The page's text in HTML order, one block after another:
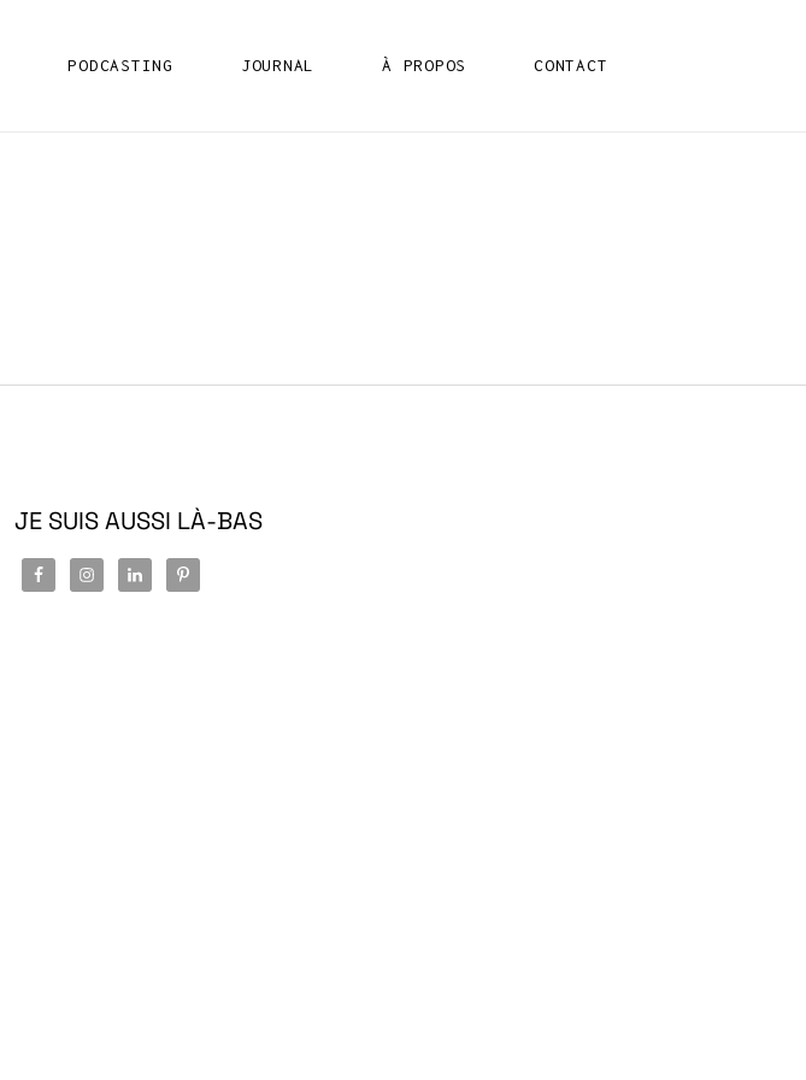
PODCASTING JOURNAL À PROPOS CONTACT
PROJET EN CRÉATION
JE SUIS AUSSI LÀ-BAS